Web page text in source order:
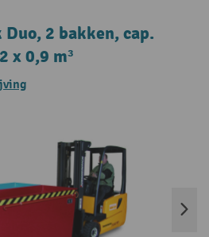
2 bakken, cap.
x 0,9 m³